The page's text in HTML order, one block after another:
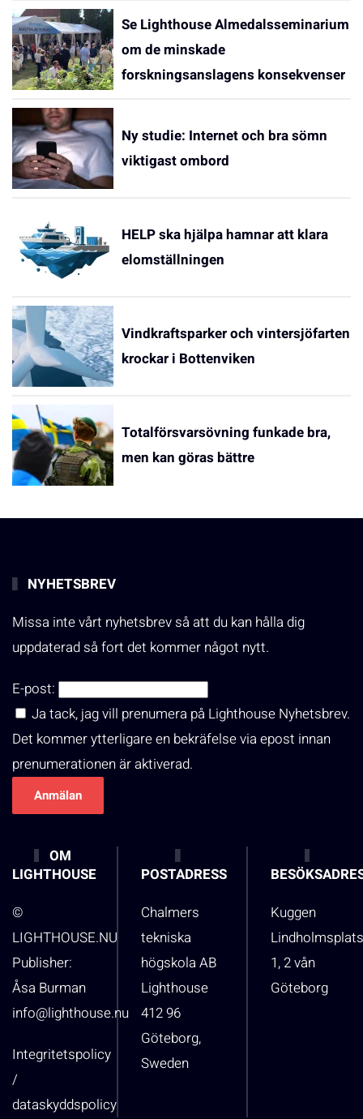
Se Lighthouse Almedalsseminarium
om de minskade
forskningsanslagens konsekvenser
Ny studie: Internet och bra sömn
viktigast ombord
HELP ska hjälpa hamnar att klara
elomställningen
Vindkraftsparker och vintersjöfarten
krockar i Bottenviken
Totalförsvarsövning funkade bra,
men kan göras bättre
NYHETSBREV
Missa inte vårt nyhetsbrev så att du kan hålla dig
uppdaterad så fort det kommer något nytt.
E-post:
Ja tack, jag vill prenumera på Lighthouse Nyhetsbrev.
Det kommer ytterligare en bekräfelse via epost innan
prenumerationen är aktiverad.
OM
LIGHTHOUSE
©
LIGHTHOUSE.NU
Publisher:
Åsa Burman
info@lighthouse.nu
Integritetspolicy
/
dataskyddspolicy
POSTADRESS
Chalmers
tekniska
högskola AB
Lighthouse
412 96
Göteborg,
Sweden
Kuggen
1, 2 vån
Göteborg